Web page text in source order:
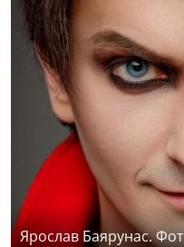
Ярослав Баярунас.